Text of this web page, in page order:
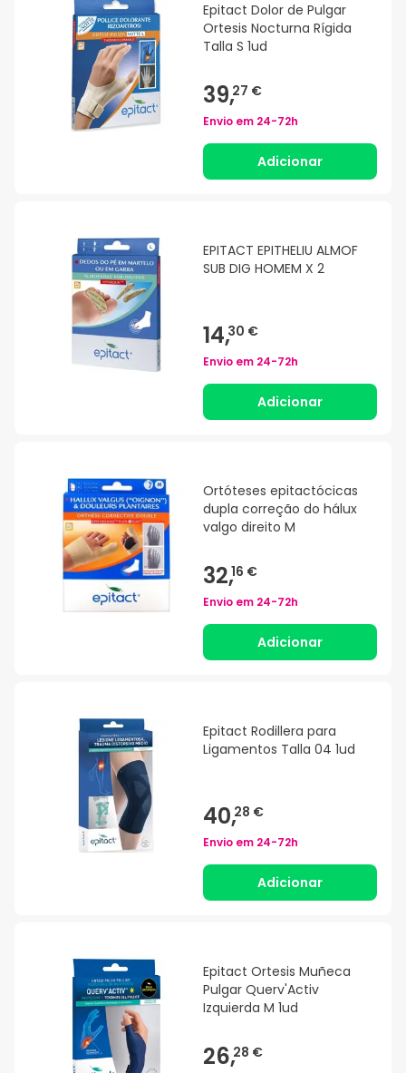
Epitact Dolor de Pulgar
Ortesis Nocturna Rígida
Talla S 1ud
39,27 €
Envio em 24-72h
Adicionar
EPITACT EPITHELIU ALMOF
SUB DIG HOMEM X 2
14,30 €
Envio em 24-72h
Adicionar
Ortóteses epitactócicas
dupla correção do hálux
valgo direito M
32,16 €
Envio em 24-72h
Adicionar
Epitact Rodillera para
Ligamentos Talla 04 1ud
40,28 €
Envio em 24-72h
Adicionar
Epitact Ortesis Muñeca
Pulgar Querv'Activ
Izquierda M 1ud
26,28 €